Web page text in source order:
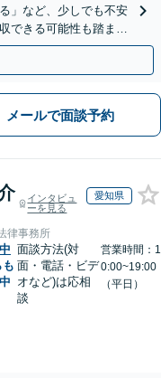
」など、少しでも不安
できる可能性も踏まえ
相談可】
メールで面談予約
インタビュ
ーを見る
愛知県
律事務所
も
面談方法(対
面・電話・ビデ
オなど)は応相
談
営業時間：1
0:00~19:00
（平日）